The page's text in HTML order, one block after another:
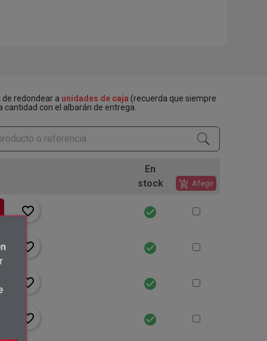
redondear a unidades de caja (recuerda que siempre
con el albarán de entrega.
En
stock
add_shopping_cart Afegir
favorite_border check_circle
favorite_border check_circle
favorite_border check_circle
favorite_border check_circle